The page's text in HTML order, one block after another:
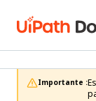
Importante :